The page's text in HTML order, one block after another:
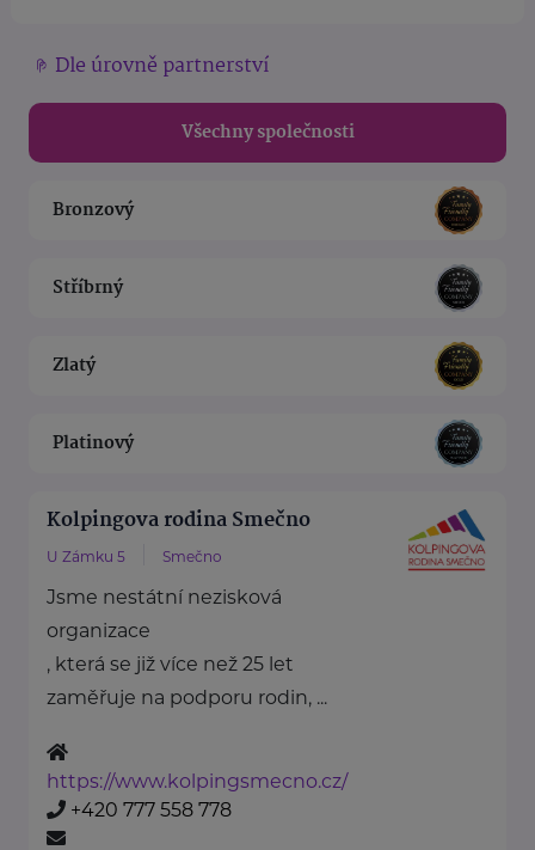
Dle úrovně partnerství
Všechny společnosti
Bronzový
Stříbrný
Zlatý
Platinový
Kolpingova rodina Smečno
U Zámku 5 Smečno
Jsme nestátní nezisková
organizace
, která se již více než 25 let
zaměřuje na podporu rodin, ...
https://www.kolpingsmecno.cz/
+420 777 558 778